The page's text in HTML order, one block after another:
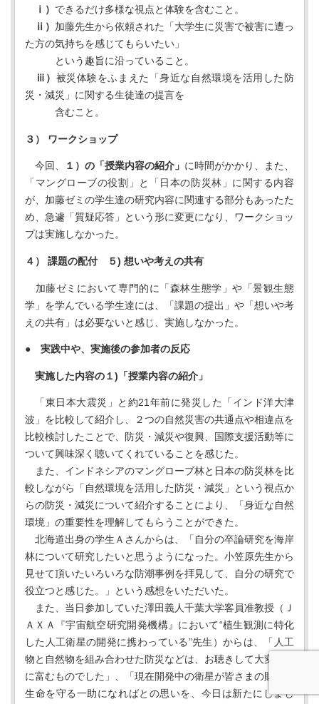
ⅰ） できるだけ多様な視点と体験を含むこと。
ⅱ） 加藤先生から依頼された「大学生に災害で被害に遭っ
た方の気持ちを感じてもらいたい」
という趣旨に沿っていること。
ⅲ） 被災体験をふまえた「身近な自然環境を活用した防
災・減災」に関する生徒達の提言を
含むこと。
３ ） ワークショップ
今回、 １）の「授業内容の紹介」 に時間がかかり、また、
「マングローブの役割」と「日本の防災林」に関する内容
が、加藤ゼミの学生達の研究内容に関連する部分もあったた
め、急遽「質疑応答」という形に変更になり、ワークショッ
プは実施しなかった。
４ ） 課題の配付 ５) 想いや考えの共有
加藤ゼミにおいて専門的に「森林生態学」や「景観生態
学」を学んでいる学生達には、「課題の提出」や「想いや考
えの共有」は必要ないと感じ、実施しなかった。
● 実践中や、実施後の参加者の反応
実施した内容の１)「授業内容の紹介」
「東日本大震災」と約21年前に発災した「インド洋大津
波」を比較して紹介し、２つの自然災害の共通点や相違点を
比較検討したことで、防災・減災や復興、国際支援活動等に
ついて興味深く聴いてくれていることを感じた。
また、インドネシアのマングローブ林と日本の防災林を比
較しながら「自然環境を活用した防災・減災」という視点か
らの防災・減災について紹介することにより、「身近な自然
環境」の重要性を理解してもらうことができた。
北海道出身の学生Ａさんからは、「自分の卒論研究を海岸
林について研究したいと思うようになった。小笠原先生から
見せて頂いたいろいろな防潮事例を拝見して、自分の研究で
役立つと感じた。」という感想をいただいた。
また、当日参加していた澤田義人千葉大学客員准教授（Ｊ
ＡＸＡ『宇宙航空研究開発機構』において“植生観測に特化
した人工衛星の開発に携わっている”先生）からは、「人工
物と自然物を組み合わせた防災などは、お聴きして大変示唆
に富むものでした」、「現在開発中の衛星が皆さまの財産と
生命を守る一助になればとの思いを、今日は新たにしまし